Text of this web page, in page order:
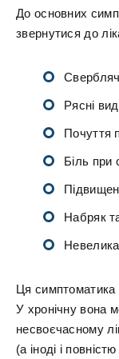
До основних
звернутися до
Рясні
Почуття
Біль при
Набряк
Ця симптоматика
У хронічну вона
несвоєчасному
(а іноді і